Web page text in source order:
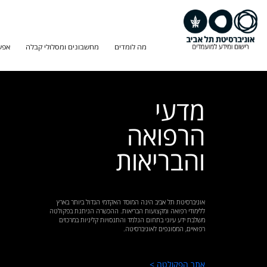
מה לומדים מחשבונים ומסלולי קבלה
מדעי
הרפואה
והבריאות
אוניברסיטת תל אביב הינה המוסד האקדמי הגדול ביותר בארץ
ללימודי רפואה ומקצועות הבריאות. ההכשרה הניתנת בפקולטה
משלבת ידע עיוני בתחום הנלמד והתנסויות קליניות במרכזים
רפואיים, המסונפים לאוניברסיטה.
אתר הפקולטה >
מפגש היכרות לתואר שני (MPH) בלימודי בריאות